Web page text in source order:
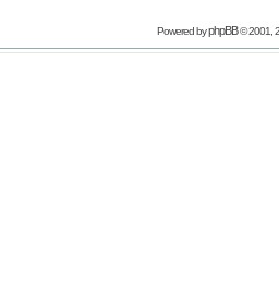
Powered byphpBB© 2001,